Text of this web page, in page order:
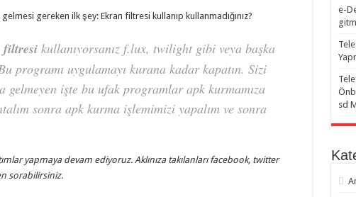
gelmesi gereken ilk şey: Ekran filtresi kullanıp kullanmadığınız?
filtresikullanıyorsanız f.lux, twilight gibi veya başka
programı uygulamayı kurana kadar kapatın. Sizi
gelmeyen işte bu ufak programlar apk kurmamıza
sonra apk kurma işlemimizi yapalım ve sonra
yapmaya devam ediyoruz. Aklınıza takılanları facebook, twitter
sorabilirsiniz.
e-
sd